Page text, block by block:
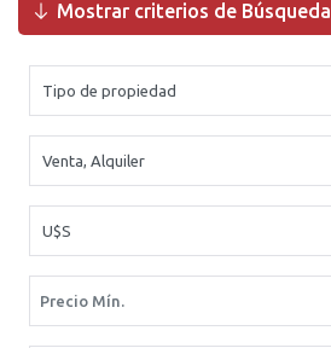
Mostrar criterios de Búsqueda
Tipo de propiedad
Venta, Alquiler
U$S